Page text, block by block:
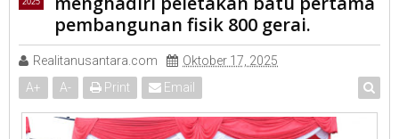
pertama pembangunan fisik 800 gerai.
pembangunan fisik 800 gerai.
Realitanusantara.com
Oktober 17, 2025
A+ A- Print Email